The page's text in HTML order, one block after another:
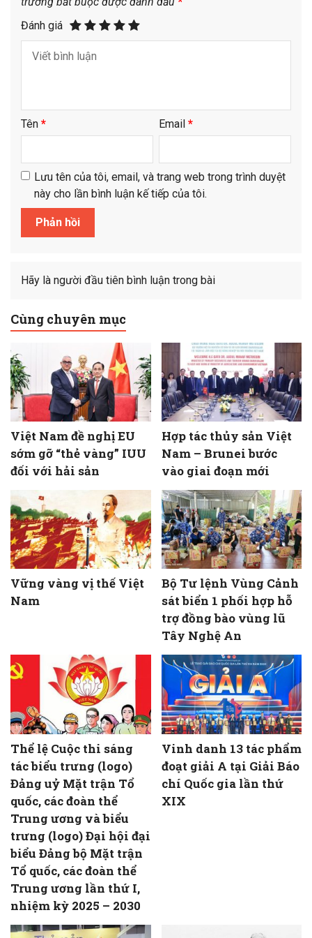
Đánh giá
Tên * Email *
Lưu tên của tôi, email, và trang web trong trình duyệt
này cho lần bình luận kế tiếp của tôi.
Hãy là người đầu tiên bình luận trong bài
Cùng chuyên mục
Việt Nam đề nghị EU
sớm gỡ “thẻ vàng” IUU
đối với hải sản
Hợp tác thủy sản Việt
Nam – Brunei bước
vào giai đoạn mới
Vững vàng vị thế Việt
Nam
Bộ Tư lệnh Vùng Cảnh
sát biển 1 phối hợp hỗ
trợ đồng bào vùng lũ
Tây Nghệ An
Thể lệ Cuộc thi sáng
tác biểu trưng (logo)
Đảng uỷ Mặt trận Tổ
quốc, các đoàn thể
Trung ương và biểu
trưng (logo) Đại hội đại
biểu Đảng bộ Mặt trận
Tổ quốc, các đoàn thể
Trung ương lần thứ I,
nhiệm kỳ 2025 – 2030
Vinh danh 13 tác phẩm
đoạt giải A tại Giải Báo
chí Quốc gia lần thứ
XIX